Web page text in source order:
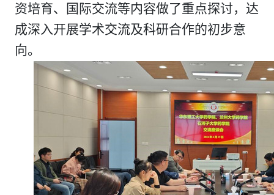
资培育、国际交流等内容做了重点探讨，达
成深入开展学术交流及科研合作的初步意
向。